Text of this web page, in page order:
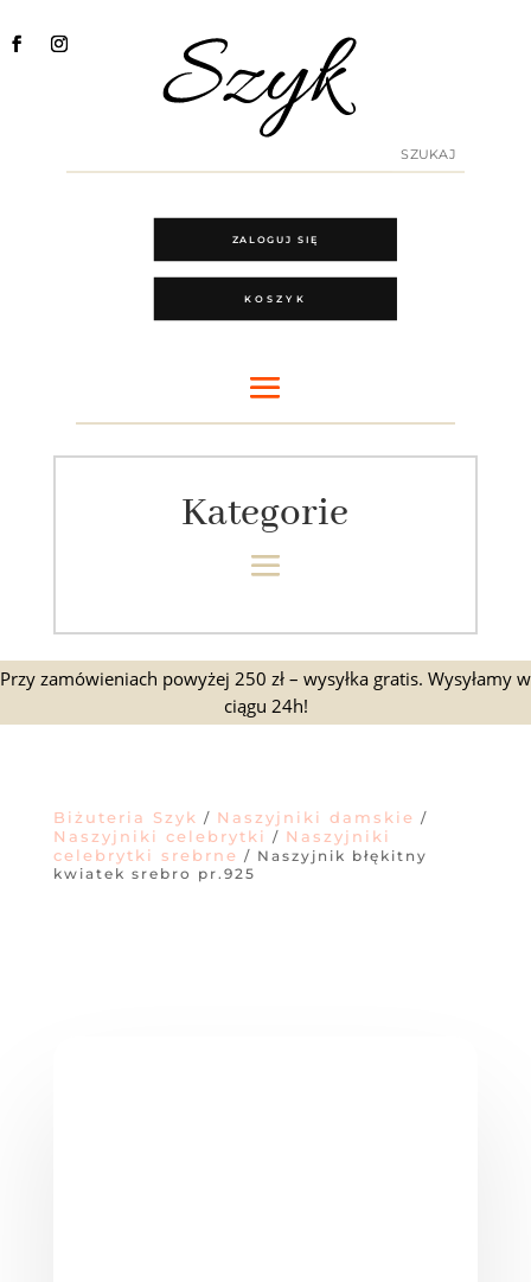
ZALOGUJ SIĘ
KOSZYK
Kategorie
Przy zamówieniach powyżej 250 zł – wysyłka gratis. Wysyłamy w
ciągu 24h!
Biżuteria Szyk / Naszyjniki damskie /
Naszyjniki celebrytki / Naszyjniki
celebrytki srebrne / Naszyjnik błękitny
kwiatek srebro pr.925